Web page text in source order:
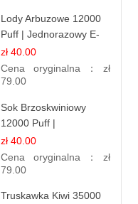
Lody Arbuzowe 12000
Puff | Jednorazowy E-
papieros | Deserowy
Smak
zł 40.00
Cena oryginalna： zł
79.00
Sok Brzoskwiniowy
12000 Puff |
Jednorazowy E-
papieros | Owocowy
Smak
zł 40.00
Cena oryginalna： zł
79.00
Truskawka Kiwi 35000